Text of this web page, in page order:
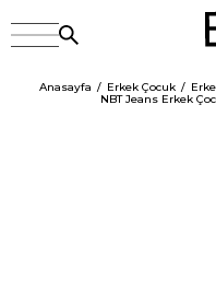
Anasayfa Erkek Çocuk
NBT Jeans Erkek